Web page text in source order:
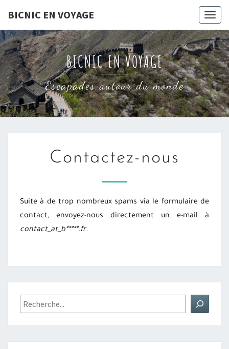
content
BICNIC EN VOYAGE
BICNIC EN VOYAGE
Escapades autour du monde
NOUS
Contactez-nous
Suite à de trop nombreux spams via le formulaire de
contact, envoyez-nous directement un e-mail à
contact_at_b*****.fr.